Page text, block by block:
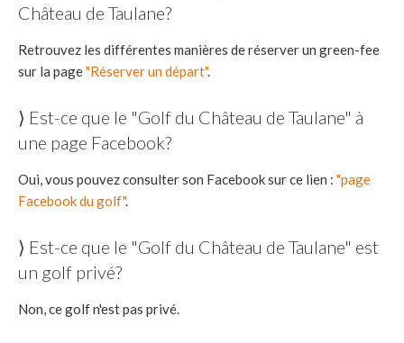
Château de Taulane?
Retrouvez les différentes manières de réserver un green-fee
sur la page"Réserver un départ".
⟩ Est-ce que le "Golf du Château de Taulane" à
une page Facebook?
Oui, vous pouvez consulter son Facebook sur ce lien : "page
Facebook du golf".
⟩ Est-ce que le "Golf du Château de Taulane" est
un golf privé?
Non, ce golf n'est pas privé.